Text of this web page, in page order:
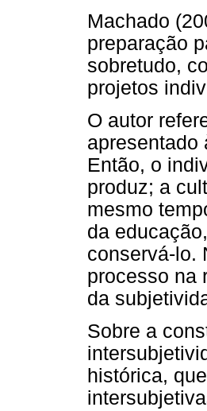
Machado
preparação
sobretudo,
projetos
O autor
apresentado
Então, o
produz; a
mesmo
da
conservá-lo.
processo na
da
Sobre a
histórica,